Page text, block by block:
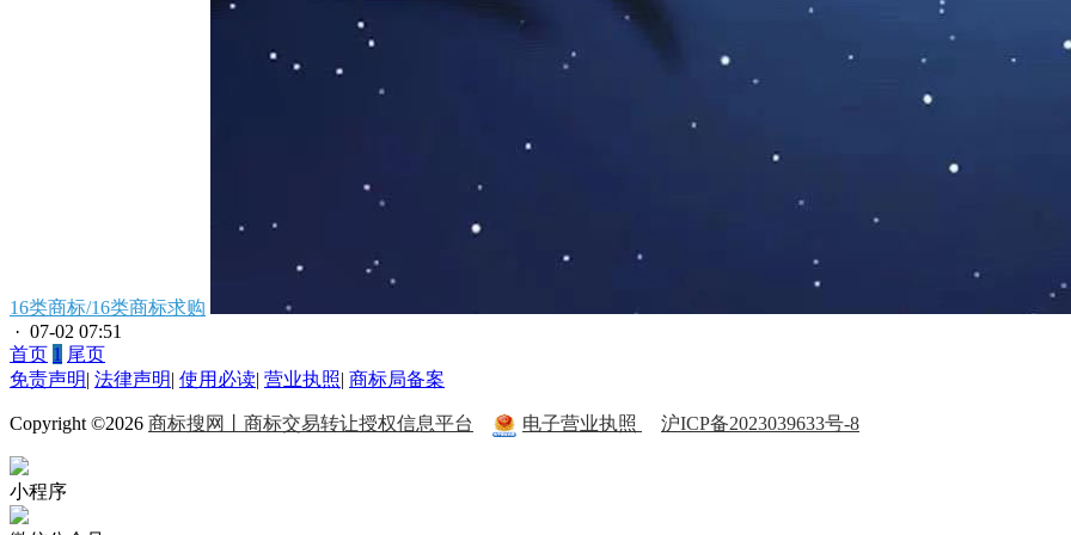
16类商标/16类商标求购
· 07-02 07:51
首页 1 尾页
免责声明| 法律声明| 使用必读| 营业执照| 商标局备案
Copyright ©2026 商标搜网丨商标交易转让授权信息平台 电子营业执照 沪ICP备2023039633号-8
小程序